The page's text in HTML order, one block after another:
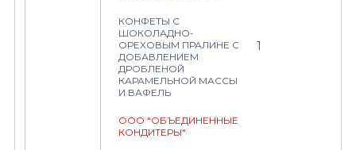
КОНФЕТЫ С
ШОКОЛАДНО-
ОРЕХОВЫМ ПРАЛИНЕ С
ДОБАВЛЕНИЕМ
ДРОБЛЕНОЙ
КАРАМЕЛЬНОЙ МАССЫ
И ВАФЕЛЬ
ООО "ОБЪЕДИНЕННЫЕ
КОНДИТЕРЫ"
1